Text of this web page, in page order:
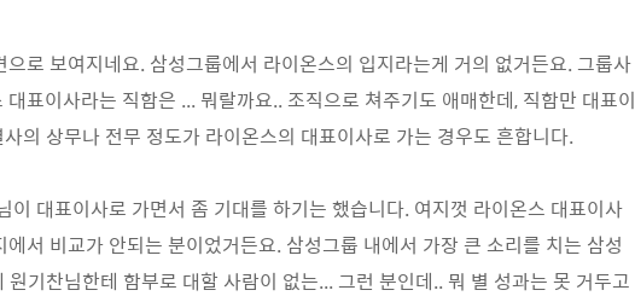
로 보여지네요. 삼성그룹에서 라이온스의 입지라는게 거의 없거든요. 그룹사
표이사라는 직함은 ... 뭐랄까요.. 조직으로 쳐주기도 애매한데, 직함만 대표이
의 상무나 전무 정도가 라이온스의 대표이사로 가는 경우도 흔합니다.
이 대표이사로 가면서 좀 기대를 하기는 했습니다. 여지껏 라이온스 대표이사
서 비교가 안되는 분이었거든요. 삼성그룹 내에서 가장 큰 소리를 치는 삼성
원기찬님한테 함부로 대할 사람이 없는... 그런 분인데.. 뭐 별 성과는 못 거두고